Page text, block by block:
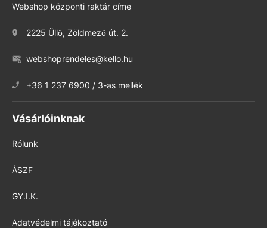
Webshop központi raktár címe
2225 Üllő, Zöldmező út. 2.
webshoprendeles@kello.hu
+36 1 237 6900 / 3-as mellék
Vásárlóinknak
Rólunk
ÁSZF
GY.I.K.
Adatvédelmi tájékoztató